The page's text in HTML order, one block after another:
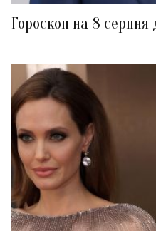
Гороскоп на 8 серпня